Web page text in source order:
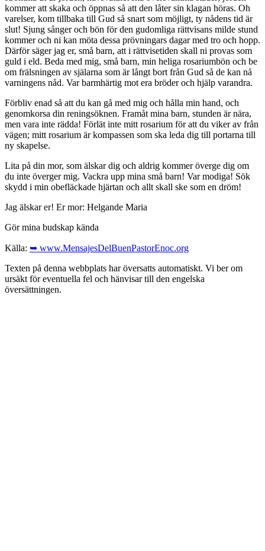
kommer att skaka och öppnas så att den låter sin klagan höras. Oh
varelser, kom tillbaka till Gud så snart som möjligt, ty nådens tid är
slut! Sjung sånger och bön för den gudomliga rättvisans milde stund
kommer och ni kan möta dessa prövningars dagar med tro och hopp.
Därför säger jag er, små barn, att i rättvisetiden skall ni provas som
guld i eld. Beda med mig, små barn, min heliga rosariumbön och be
om frälsningen av själarna som är långt bort från Gud så de kan nå
varningens nåd. Var barmhärtig mot era bröder och hjälp varandra.
Förbliv enad så att du kan gå med mig och hålla min hand, och
genomkorsa din reningsöknen. Framåt mina barn, stunden är nära,
men vara inte rädda! Förlät inte mitt rosarium för att du viker av från
vägen; mitt rosarium är kompassen som ska leda dig till portarna till
ny skapelse.
Lita på din mor, som älskar dig och aldrig kommer överge dig om
du inte överger mig. Vackra upp mina små barn! Var modiga! Sök
skydd i min obefläckade hjärtan och allt skall ske som en dröm!
Jag älskar er! Er mor: Helgande Maria
Gör mina budskap kända
Källa: ➥ www.MensajesDelBuenPastorEnoc.org
Texten på denna webbplats har översatts automatiskt. Vi ber om
ursäkt för eventuella fel och hänvisar till den engelska
översättningen.